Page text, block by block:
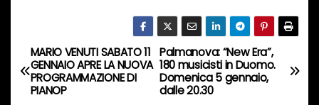
s
o
…
N
a
Palmanova: “New Era”,
180 musicisti in Duomo.
Domenica 5 gennaio,
dalle 20.30
MARIO VENUTI SABATO 11
GENNAIO APRE LA NUOVA
PROGRAMMAZIONE DI
PIANOP